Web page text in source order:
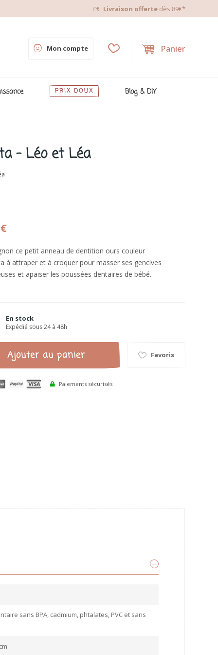
Livraison offerte dès 89€*
Panier
Mon compte
PRIX DOUX Blog & DIY
- Léo et Léa
ce petit anneau de dentition ours couleur
à attraper et à croquer pour masser ses gencives
et apaiser les poussées dentaires de bébé.
En stock
Expédié sous 24 à 48h
Ajouter au panier Favoris
Paiements sécurisés
sans BPA, cadmium, phtalates, PVC et sans